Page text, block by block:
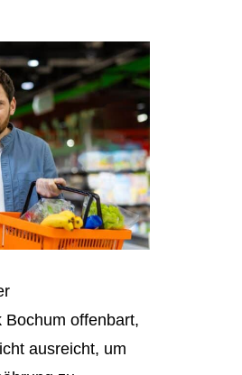
Bochum offenbart,
ausreicht, um